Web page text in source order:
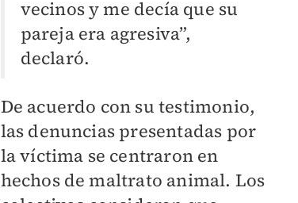
vecinos y me decía que su
pareja era agresiva”,
declaró.
De acuerdo con su testimonio,
las denuncias presentadas por
la víctima se centraron en
hechos de maltrato animal. Los